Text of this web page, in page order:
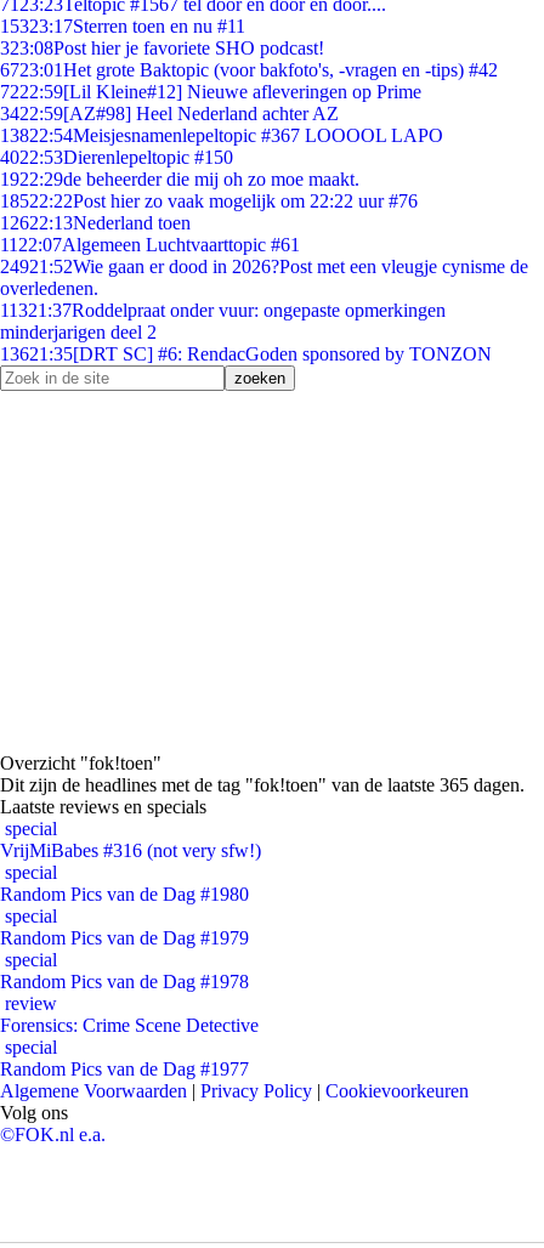
71 23:23Teltopic #1567 tel door en door en door....
15323:17Sterren toen en nu #11
323:08Post hier je favoriete SHO podcast!
6723:01Het grote Baktopic (voor bakfoto's, -vragen en -tips) #42
7222:59[Lil Kleine#12] Nieuwe afleveringen op Prime
3422:59[AZ#98] Heel Nederland achter AZ
13822:54Meisjesnamenlepeltopic #367 LOOOOL LAPO
4022:53Dierenlepeltopic #150
1922:29de beheerder die mij oh zo moe maakt.
18522:22Post hier zo vaak mogelijk om 22:22 uur #76
12622:13Nederland toen
11 22:07Algemeen Luchtvaarttopic #61
24921:52Wie gaan er dood in 2026?Post met een vleugje cynisme de
overledenen.
11321:37Roddelpraat onder vuur: ongepaste opmerkingen
minderjarigen deel 2
13621:35[DRT SC] #6: RendacGoden sponsored by TONZON
Overzicht "fok!toen"
Dit zijn de headlines met de tag "fok!toen" van de laatste 365 dagen.
Laatste reviews en specials
special
VrijMiBabes #316 (not very sfw!)
special
Random Pics van de Dag #1980
special
Random Pics van de Dag #1979
special
Random Pics van de Dag #1978
review
Forensics: Crime Scene Detective
special
Random Pics van de Dag #1977
Algemene Voorwaarden | Privacy Policy | Cookievoorkeuren
Volg ons
©FOK.nl e.a.